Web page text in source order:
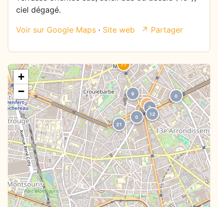
ciel dégagé.
Voir sur Google Maps · Site web ↗ Partager
21
9
0
31
12
0
71
0
21
+
−